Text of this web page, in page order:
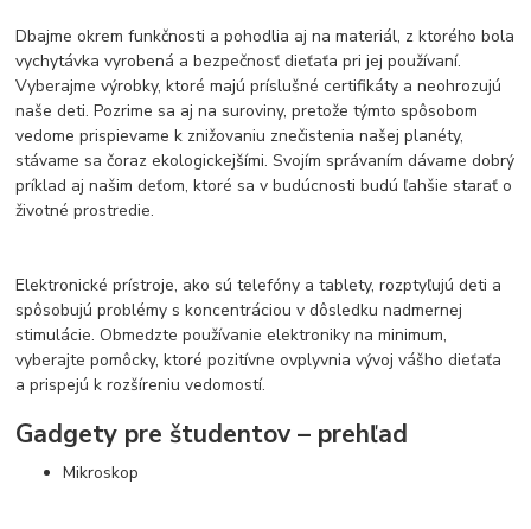
Dbajme okrem funkčnosti a pohodlia aj na materiál, z ktorého bola
vychytávka vyrobená a bezpečnosť dieťaťa pri jej používaní.
Vyberajme výrobky, ktoré majú príslušné certifikáty a neohrozujú
naše deti. Pozrime sa aj na suroviny, pretože týmto spôsobom
vedome prispievame k znižovaniu znečistenia našej planéty,
stávame sa čoraz ekologickejšími. Svojím správaním dávame dobrý
príklad aj našim deťom, ktoré sa v budúcnosti budú ľahšie starať o
životné prostredie.
Elektronické prístroje, ako sú telefóny a tablety, rozptyľujú deti a
spôsobujú problémy s koncentráciou v dôsledku nadmernej
stimulácie. Obmedzte používanie elektroniky na minimum,
vyberajte pomôcky, ktoré pozitívne ovplyvnia vývoj vášho dieťaťa
a prispejú k rozšíreniu vedomostí.
Gadgety pre študentov – prehľad
Mikroskop